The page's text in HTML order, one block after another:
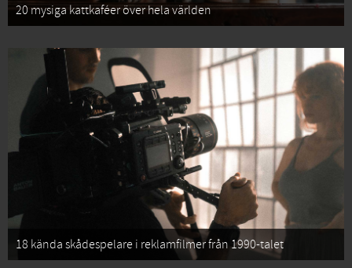
20 mysiga kattkaféer över hela världen
18 kända skådespelare i reklamfilmer från 1990-talet